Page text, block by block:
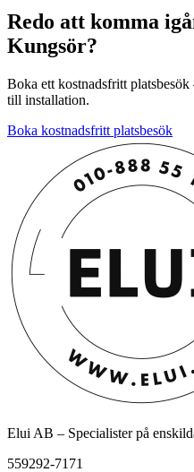
Redo att komma
Kungsör?
Boka ett kostnadsfritt
till installation.
Boka kostnadsfritt platsbesök
Elui AB – Specialister på
559292-7171